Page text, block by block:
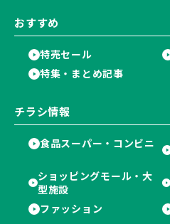
おすすめ
特売セール
特集・まとめ記事
チラシ情報
食品スーパー・コンビニ
ショッピングモール・大
型施設
ファッション